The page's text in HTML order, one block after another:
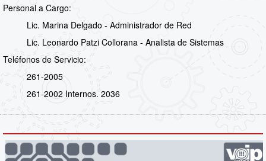
Personal a Cargo:
Lic. Marina Delgado - Administrador de Red
Lic. Leonardo Patzi Collorana - Analista de Sistemas
Teléfonos de Servicio:
261-2005
261-2002 Internos. 2036